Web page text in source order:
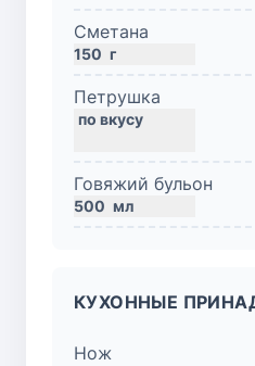
Сметана
150 г
Петрушка
Говяжий бульон
500 мл
КУХОННЫЕ
Нож